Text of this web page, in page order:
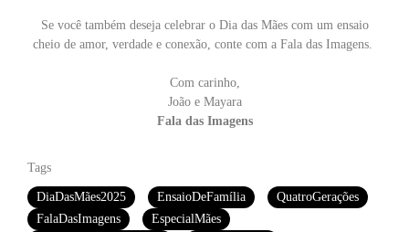
Se você também deseja celebrar o Dia das Mães com um ensaio
cheio de amor, verdade e conexão, conte com a Fala das Imagens.
Com carinho,
João e Mayara
Fala das Imagens
Tags
DiaDasMães2025 EnsaioDeFamília
QuatroGerações
FalaDasImagens
EspecialMães